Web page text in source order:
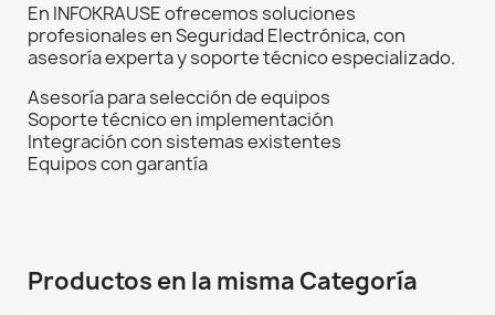
En INFOKRAUSE ofrecemos soluciones
profesionales en Seguridad Electrónica, con
asesoría experta y soporte técnico especializado.
Asesoría para selección de equipos
Soporte técnico en implementación
Integración con sistemas existentes
Equipos con garantía
Productos en la misma Categoría